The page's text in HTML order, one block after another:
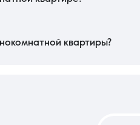
квартиры?
адресу и значительных